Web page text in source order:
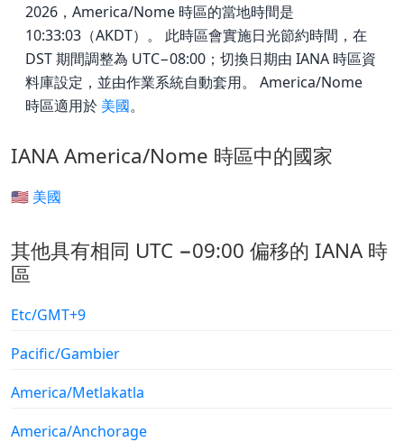
2026，America/Nome 時區的當地時間是
10:33:03（AKDT）。 此時區會實施日光節約時間，在
DST 期間調整為 UTC−08:00；切換日期由 IANA 時區資
料庫設定，並由作業系統自動套用。 America/Nome
時區適用於 美國。
IANA America/Nome 時區中的國家
🇺🇸 美國
其他具有相同 UTC −09:00 偏移的 IANA 時
區
Etc/GMT+9
Pacific/Gambier
America/Metlakatla
America/Anchorage